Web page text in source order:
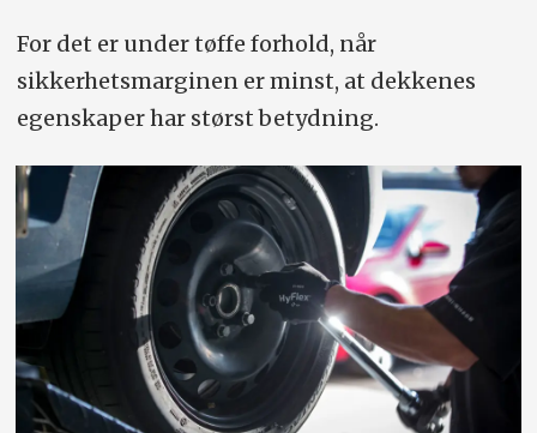
For det er under tøffe forhold, når
sikkerhetsmarginen er minst, at dekkenes
egenskaper har størst betydning.